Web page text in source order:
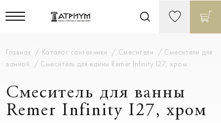
Главная Каталог сантехники Смесители
Смесители для
ванной
Смеситель для ванны Remer Infinity I27, хром
Смеситель для ванны
Remer Infinity I27, хром